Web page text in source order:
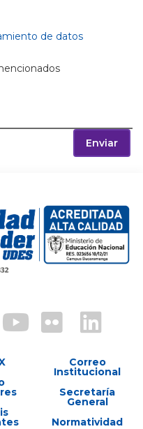
de datos
Enviar
Correo
Institucional
Secretaría
General
Normatividad